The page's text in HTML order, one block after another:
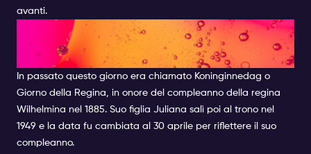
avanti.
UN PO' DI STORIA - NON
CONFONDETTELO
In passato questo giorno era chiamato Koninginnedag o
Giorno della Regina, in onore del compleanno della regina
Wilhelmina nel 1885. Suo figlia Juliana salì poi al trono nel
1949 e la data fu cambiata al 30 aprile per riflettere il suo
compleanno.